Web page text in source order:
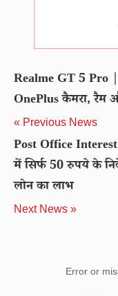
Realme GT 5 Pro
OnePlus कैमरा, रैम
« Previous News
Post Office
में सिर्फ 50 रुपये के
लोन का लाभ
Next News »
Error or